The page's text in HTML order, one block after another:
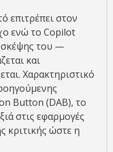
επιτρέπει στον
ενώ το Copilot
σκέψης του —
και
Χαρακτηριστικό
Button (DAB), το
στις εφαρμογές
κριτικής ώστε η